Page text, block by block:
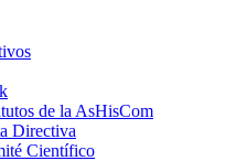
de la AsHisCom
Directiva
Científico